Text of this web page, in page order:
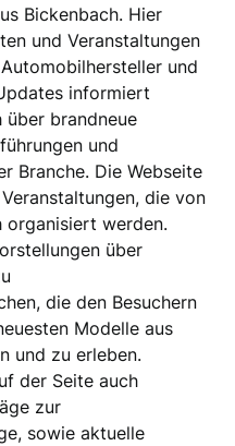
Bickenbach. Hier
und Veranstaltungen
und
informiert
über brandneue
und
Branche. Die Webseite
die von
organisiert werden.
über
die den Besuchern
Modelle aus
und zu erleben.
der Seite auch
zur
sowie aktuelle